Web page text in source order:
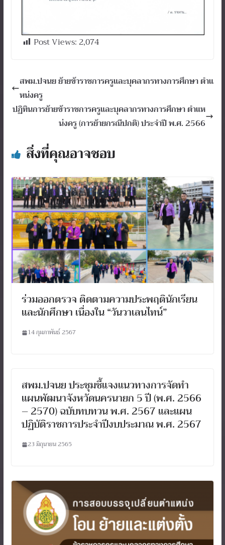
Post Views:2,074
สพม.ปจนย ย้ายข้าราชการครูและบุคลากรทางการศึกษา ตำแ
หน่งครู
ปฏิทินการย้ายข้าราชการครูและบุคลากรทางการศึกษา ตำแห
น่งครู (การย้ายกรณีปกติ) ประจำปี พ.ศ. 2566
สิ่งที่คุณอาจชอบ
ร่วมออกตรวจ ติดตามความประพฤตินักเรียน
และนักศึกษา เนื่องใน “วันวาเลนไทน์”
14 กุมภาพันธ์ 2567
สพม.ปจนย ประชุมชี้แจงแนวทางการจัดทำ
แผนพัฒนาจังหวัดนครนายก 5 ปี (พ.ศ. 2566
– 2570) ฉบับทบทวน พ.ศ. 2567 และแผน
ปฏิบัติราชการประจำปีงบประมาณ พ.ศ. 2567
23 มิถุนายน 2565